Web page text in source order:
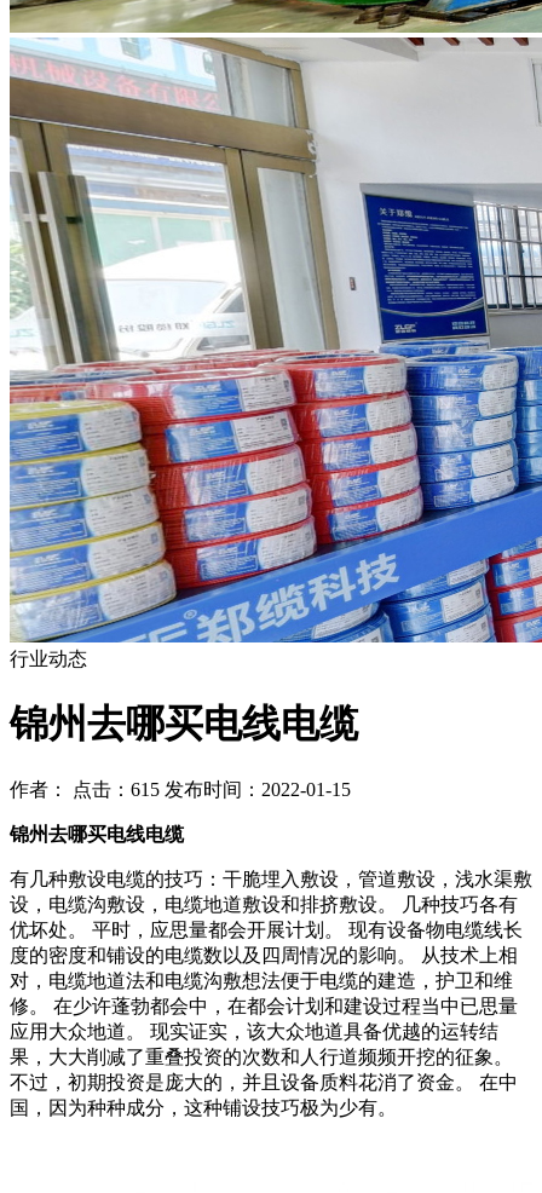
行业动态
锦州去哪买电线电缆
作者： 点击：615 发布时间：2022-01-15
锦州去哪买电线电缆
有几种敷设电缆的技巧：干脆埋入敷设，管道敷设，浅水渠敷
设，电缆沟敷设，电缆地道敷设和排挤敷设。 几种技巧各有
优坏处。 平时，应思量都会开展计划。 现有设备物电缆线长
度的密度和铺设的电缆数以及四周情况的影响。 从技术上相
对，电缆地道法和电缆沟敷想法便于电缆的建造，护卫和维
修。 在少许蓬勃都会中，在都会计划和建设过程当中已思量
应用大众地道。 现实证实，该大众地道具备优越的运转结
果，大大削减了重叠投资的次数和人行道频频开挖的征象。
不过，初期投资是庞大的，并且设备质料花消了资金。 在中
国，因为种种成分，这种铺设技巧极为少有。